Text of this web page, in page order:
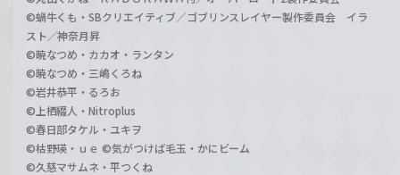
©蝸牛くも・SBクリエイティブ／ゴブリンスレイヤー製作委員会 イラ
スト／神奈月昇
©暁なつめ・カカオ・ランタン
©暁なつめ・三嶋くろね
©岩井恭平・るろお
©上栖綴人・Nitroplus
©春日部タケル・ユキヲ
©枯野瑛・ｕｅ ©気がつけば毛玉・かにビーム
©久慈マサムネ・平つくね